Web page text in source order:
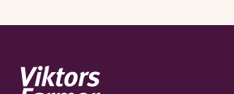
På natur og hvaler rejsen:
regnskoven og fugtige områder
Gode fastsiddende sandaler
Vind- og vandtæt jakke eller